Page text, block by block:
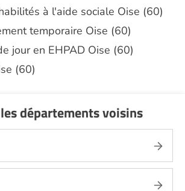
à l'aide sociale Oise (60)
temporaire Oise (60)
jour en EHPAD Oise (60)
(60)
départements voisins